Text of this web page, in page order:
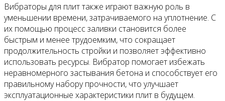
Вибраторы для плит также играют важную роль в
уменьшении времени, затрачиваемого на уплотнение. С
их помощью процесс заливки становится более
быстрым и менее трудоемким, что сокращает
продолжительность стройки и позволяет эффективно
использовать ресурсы. Вибратор помогает избежать
неравномерного застывания бетона и способствует его
правильному набору прочности, что улучшает
эксплуатационные характеристики плит в будущем.